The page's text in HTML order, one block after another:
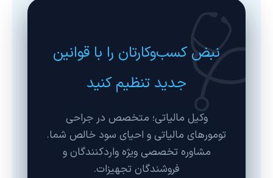
🩺
نبض کسب‌وکارتان را با قوانین
جدید تنظیم کنید
وکیل مالیاتی؛ متخصص در جراحی
تومورهای مالیاتی و احیای سود خالص شما.
مشاوره تخصصی ویژه واردکنندگان و
فروشندگان تجهیزات.